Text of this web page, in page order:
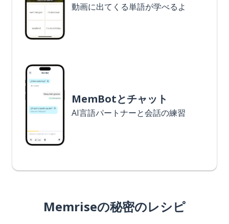
動画に出てくる単語が学べるよ
MemBotとチャット
AI言語パートナーと会話の練習
Memriseの秘密のレシピ